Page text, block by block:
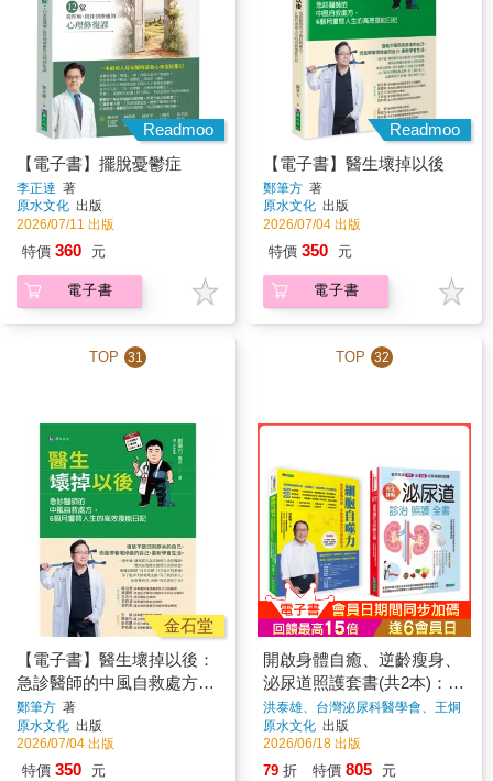
Readmoo
【電子書】擺脫憂鬱症
李正達 著
原水文化 出版
2026/07/11 出版
特價 360 元
電子書
Readmoo
【電子書】醫生壞掉以後
鄭筆方 著
原水文化 出版
2026/07/04 出版
特價 350 元
電子書
TOP 31
金石堂
【電子書】醫生壞掉以後：
急診醫師的中風自救處方，
6個月重啟人生的高效復能
日記
鄭筆方 著
原水文化 出版
2026/07/04 出版
特價 350 元
TOP 32
開啟身體自癒、逆齡瘦身、
泌尿道照護套書(共2本)：自
噬力：開啟身體自癒、逆齡
與瘦身的科學飲食法+完全
詳解 泌尿道診治照護全書
洪泰雄、台灣泌尿科醫學會、王炯
珵著
原水文化 出版
2026/06/18 出版
79 折 特價 805 元